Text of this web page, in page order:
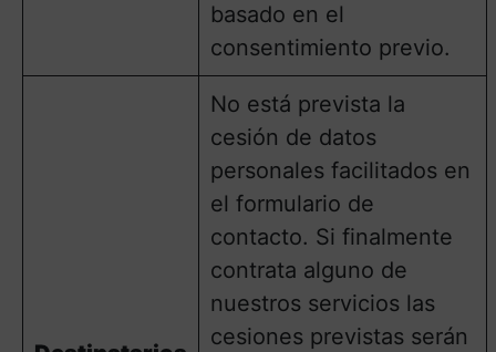
basado en el
consentimiento previo.
No está prevista la
cesión de datos
personales facilitados en
el formulario de
contacto. Si finalmente
contrata alguno de
nuestros servicios las
cesiones previstas serán